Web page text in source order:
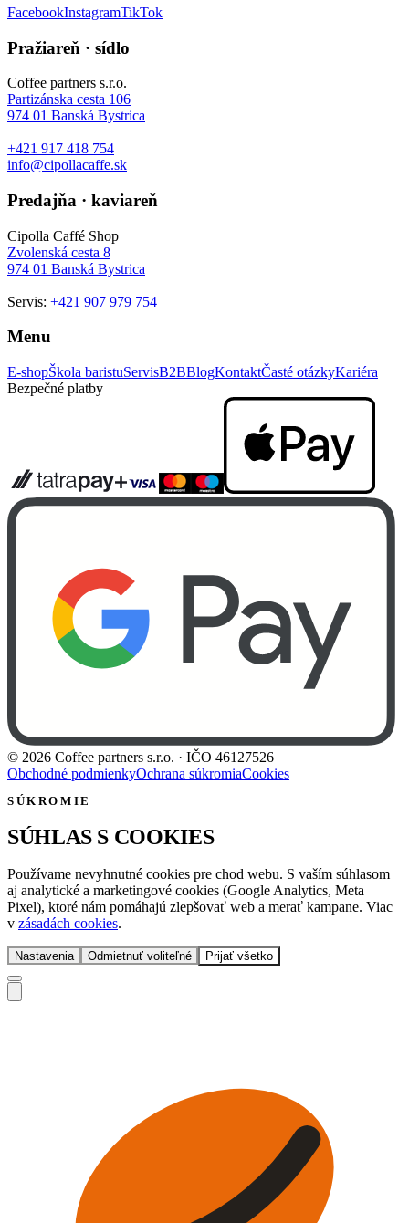
FacebookInstagramTikTok
Pražiareň · sídlo
Coffee partners s.r.o.
Partizánska cesta 106
974 01 Banská Bystrica
+421 917 418 754
info@cipollacaffe.sk
Predajňa · kaviareň
Cipolla Caffé Shop
Zvolenská cesta 8
974 01 Banská Bystrica
Servis: +421 907 979 754
Menu
E-shopŠkola baristuServisB2BBlogKontaktČasté otázkyKariéra
Bezpečné platby
© 2026 Coffee partners s.r.o. · IČO 46127526
Obchodné podmienkyOchrana súkromiaCookies
SÚKROMIE
SÚHLAS S COOKIES
Používame nevyhnutné cookies pre chod webu. S vaším súhlasom
aj analytické a marketingové cookies (Google Analytics, Meta
Pixel), ktoré nám pomáhajú zlepšovať web a merať kampane. Viac
v zásadách cookies.
Nastavenia Odmietnuť voliteľné Prijať všetko